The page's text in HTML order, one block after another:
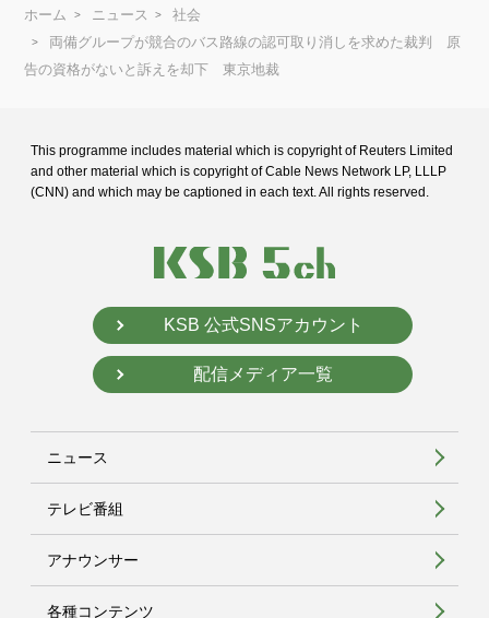
ホーム ニュース
社会
両備グループが競合のバス路線の認可取り消しを求めた裁判 原
告の資格がないと訴えを却下 東京地裁
This programme includes material which is copyright of Reuters Limited
and other material which is copyright of Cable News Network LP, LLLP
(CNN) and which may be captioned in each text. All rights reserved.
KSB 公式SNSアカウント
配信メディア一覧
ニュース
テレビ番組
アナウンサー
各種コンテンツ